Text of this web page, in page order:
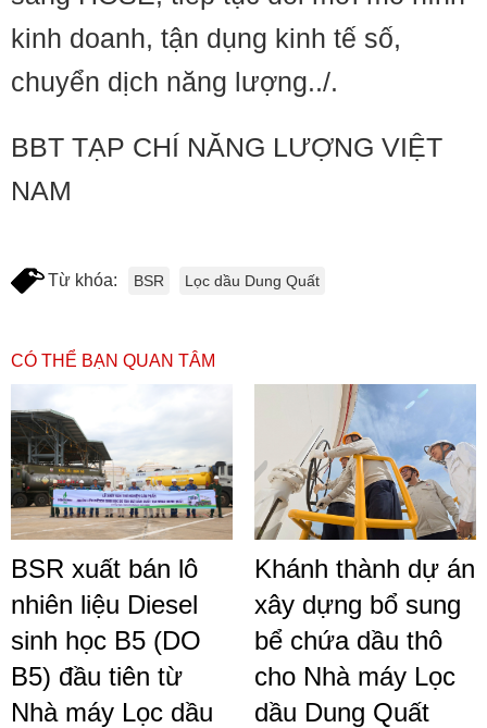
kinh doanh, tận dụng kinh tế số,
chuyển dịch năng lượng../.
BBT TẠP CHÍ NĂNG LƯỢNG VIỆT
NAM
Từ khóa: BSR Lọc dầu Dung Quất
CÓ THỂ BẠN QUAN TÂM
BSR xuất bán lô
nhiên liệu Diesel
sinh học B5 (DO
B5) đầu tiên từ
Nhà máy Lọc dầu
Khánh thành dự án
xây dựng bổ sung
bể chứa dầu thô
cho Nhà máy Lọc
dầu Dung Quất